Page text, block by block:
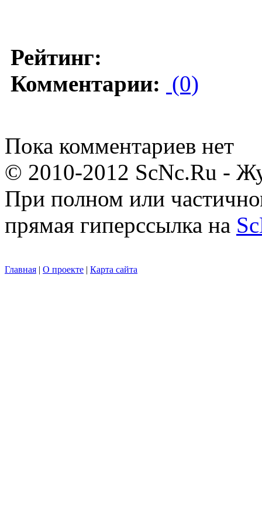
Рейтинг:
Комментарии: (0)
Пока комментариев нет
© 2010-2012 ScNc.Ru -
При полном или
прямая гиперссылка на
Главная | О проекте | Карта сайта